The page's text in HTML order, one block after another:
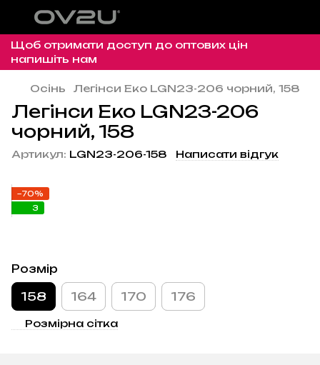
Щоб отримати доступ до оптових цін
напишіть нам
Осінь Легінси Еко LGN23-206 чорний, 158
Легінси Еко LGN23-206
чорний, 158
Артикул: LGN23-206-158 Написати відгук
−70%
3
Розмір
158 164 170 176
Розмірна сітка